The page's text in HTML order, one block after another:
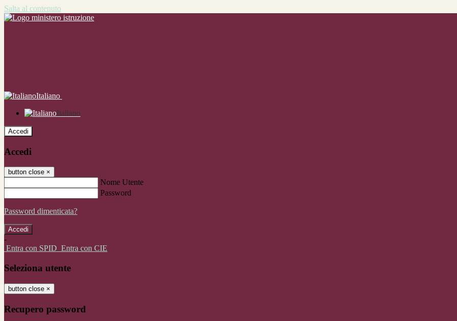
Salta al contenuto
Italiano
Italiano
Accedi
Accedi
button close ×
Nome Utente
Password
Password dimenticata?
-
Entra con SPID Entra con CIE
Seleziona utente
button close ×
Recupero password